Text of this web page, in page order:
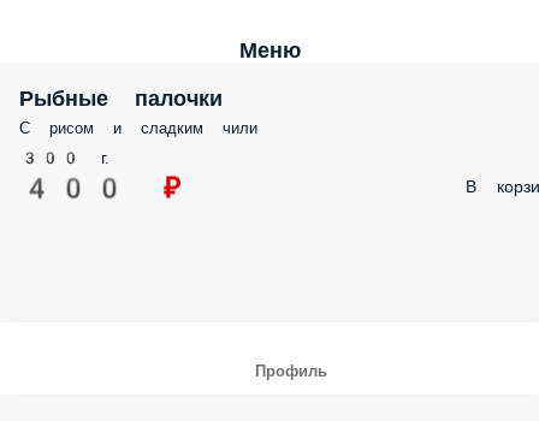
Меню
Рыбные палочки
С рисом и сладким чили
300 г.
400 ₽ В
Профиль